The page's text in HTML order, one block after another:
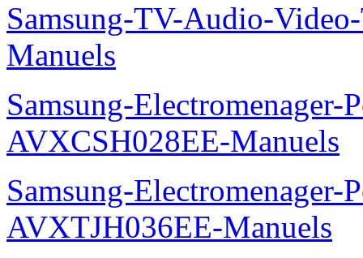
Samsung-TV-Audio-
Manuels
Samsung-
AVXCSH028EE-Manuels
Samsung-
AVXTJH036EE-Manuels